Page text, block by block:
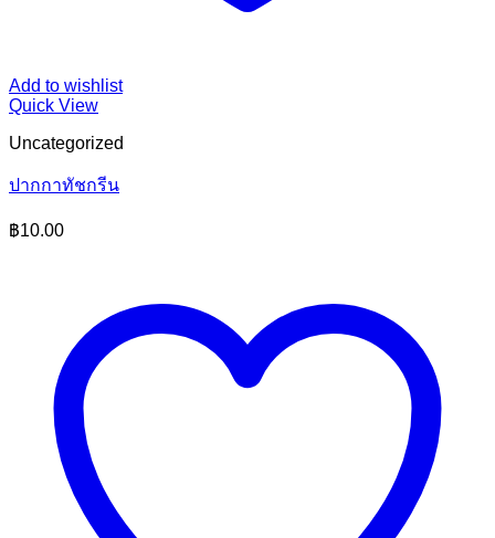
Add to wishlist
Quick View
Uncategorized
ปากกาทัชกรีน
฿10.00